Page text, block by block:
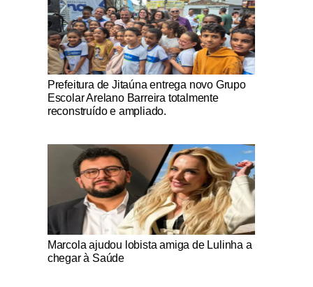
Notícias Católicas
Prefeitura de Jitaúna entrega novo Grupo
Escolar Arelano Barreira totalmente
reconstruído e ampliado.
Notícias Católicas
Marcola ajudou lobista amiga de Lulinha a
chegar à Saúde